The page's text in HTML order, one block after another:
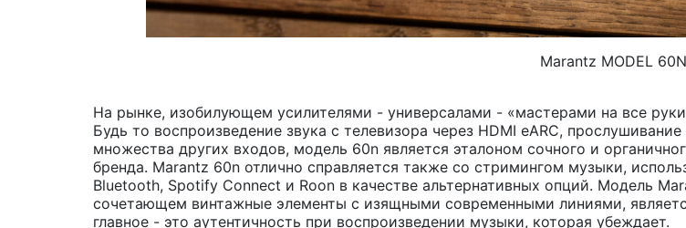
Marantz MODEL 60N
На рынке, изобилующем усилителями - универсалами - «мастерами на все
Будь то воспроизведение звука с телевизора через HDMI eARC,
множества других входов, модель 60n является эталоном сочного и
бренда. Marantz 60n отлично справляется также со стримингом музыки,
Bluetooth, Spotify Connect и Roon в качестве альтернативных опций. Модель
сочетающем винтажные элементы с изящными современными линиями,
главное - это аутентичность при воспроизведении музыки, которая убеждает.